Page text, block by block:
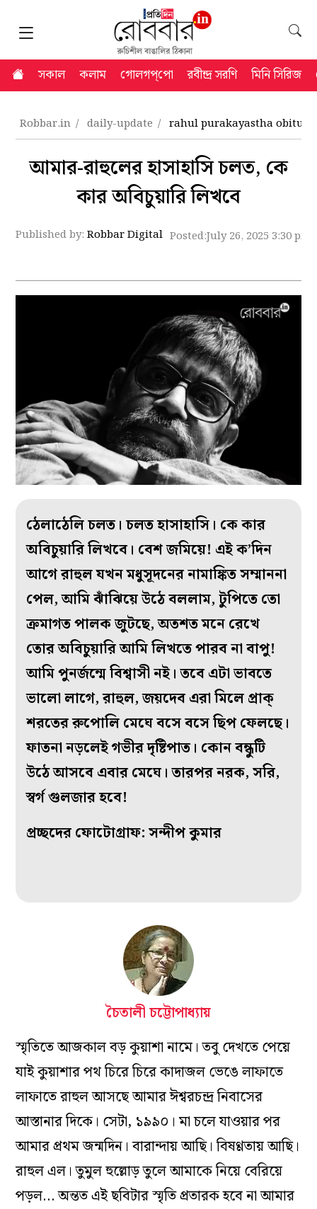
সকাল কলাম গোলগপ্‌পো রবীন্দ্র সরণি মিনি সিরিজ
Robbar.in daily-update rahul purakayastha
আমার-রাহুলের হাসাহাসি চলত, কে
কার অবিচুয়ারি লিখবে
Published by:Robbar Digital Posted:July 26, 2025 3:30 pm
ঠেলাঠেলি চলত। চলত হাসাহাসি। কে কার
অবিচুয়ারি লিখবে। বেশ জমিয়ে! এই ক’দিন
আগে রাহুল যখন মধুসূদনের নামাঙ্কিত সম্মাননা
পেল, আমি ঝাঁঝিয়ে উঠে বললাম, টুপিতে তো
ক্রমাগত পালক জুটছে, অতশত মনে রেখে
তোর অবিচুয়ারি আমি লিখতে পারব না বাপু!
আমি পুনর্জন্মে বিশ্বাসী নই। তবে এটা ভাবতে
ভালো লাগে, রাহুল, জয়দেব এরা মিলে প্রাক্
শরতের রুপোলি মেঘে বসে বসে ছিপ ফেলছে।
ফাতনা নড়লেই গভীর দৃষ্টিপাত। কোন বন্ধুটি
উঠে আসবে এবার মেঘে। তারপর নরক, সরি,
স্বর্গ গুলজার হবে!
প্রচ্ছদের ফোটোগ্রাফ: সন্দীপ কুমার
চৈতালী চট্টোপাধ্যায়
স্মৃতিতে আজকাল বড় কুয়াশা নামে। তবু দেখতে পেয়ে
যাই কুয়াশার পথ চিরে চিরে কাদাজল ভেঙে লাফাতে
লাফাতে রাহুল আসছে আমার ঈশ্বরচন্দ্র নিবাসের
আস্তানার দিকে। সেটা, ১৯৯০। মা চলে যাওয়ার পর
আমার প্রথম জন্মদিন। বারান্দায় আছি। বিষণ্ণতায় আছি।
রাহুল এল। তুমুল হুল্লোড় তুলে আমাকে নিয়ে বেরিয়ে
পড়ল… অন্তত এই ছবিটার স্মৃতি প্রতারক হবে না আমার